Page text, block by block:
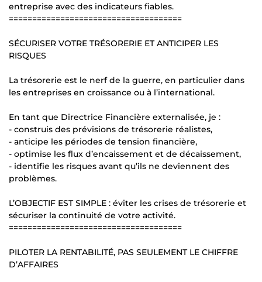
entreprise avec des indicateurs fiables.
=====================================
SÉCURISER VOTRE TRÉSORERIE ET ANTICIPER LES
RISQUES
La trésorerie est le nerf de la guerre, en particulier dans
les entreprises en croissance ou à l’international.
En tant que Directrice Financière externalisée, je :
- construis des prévisions de trésorerie réalistes,
- anticipe les périodes de tension financière,
- optimise les flux d’encaissement et de décaissement,
- identifie les risques avant qu’ils ne deviennent des
problèmes.
L’OBJECTIF EST SIMPLE : éviter les crises de trésorerie et
sécuriser la continuité de votre activité.
=====================================
PILOTER LA RENTABILITÉ, PAS SEULEMENT LE CHIFFRE
D’AFFAIRES